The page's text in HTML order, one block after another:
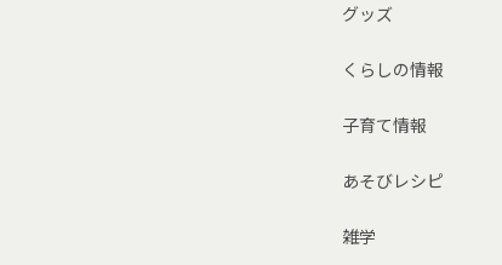
グッズ
くらしの情報
子育て情報
あそびレシピ
雑学